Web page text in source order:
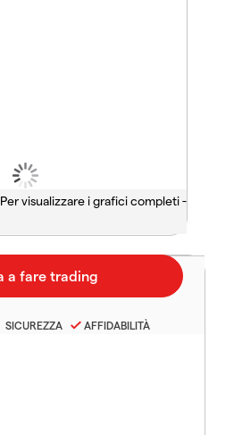
Per visualizzare i grafici completi -
SICUREZZA AFFIDABILITÀ